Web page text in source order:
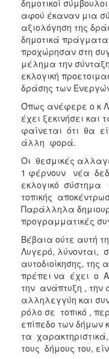
δημοτικοί
αφού έκαναν μια
αξιολόγηση της
δημοτικά
προχώρησαν στη
μέλημα την
εκλογική
δράσης των
Όπως ανέφερε ο κ
έχει ξεκινήσει και
φαίνεται ότι θα
άλλη φορά.
Οι θεσμικές
1 φέρνουν νέα
εκλογικό σύστημα
τοπικής
Παράλληλα
προγραμματικές
Βέβαια ούτε αυτή
Λυγερό, λύνονται,
αυτοδιοίκησης, της
πρέπει να έχει ο
την ανάπτυξη , την
αλληλεγγύη και
ρόλο σε τοπικό ,
επίπεδο των δήμων
τα
τους δήμους του,